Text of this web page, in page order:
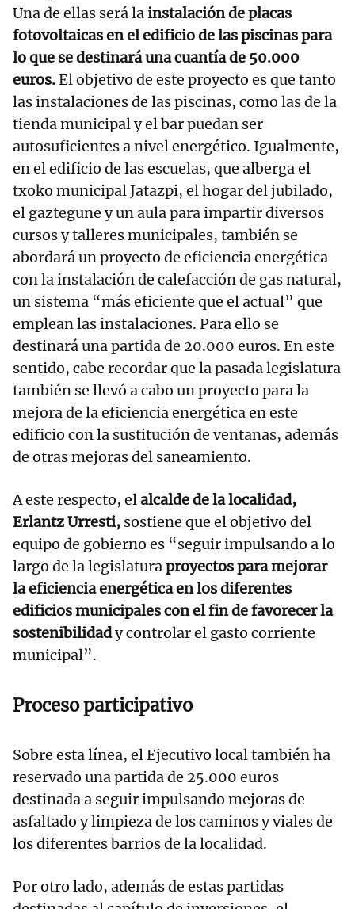
Una de ellas será lainstalación de placas
fotovoltaicas en el edificio de las piscinas para
lo que se destinará una cuantía de 50.000
euros.El objetivo de este proyecto es que tanto
las instalaciones de las piscinas, como las de la
tienda municipal y el bar puedan ser
autosuficientes a nivel energético. Igualmente,
en el edificio de las escuelas, que alberga el
txoko municipal Jatazpi, el hogar del jubilado,
el gaztegune y un aula para impartir diversos
cursos y talleres municipales, también se
abordará un proyecto de eficiencia energética
con la instalación de calefacción de gas natural,
un sistema “más eficiente que el actual” que
emplean las instalaciones. Para ello se
destinará una partida de 20.000 euros. En este
sentido, cabe recordar que la pasada legislatura
también se llevó a cabo un proyecto para la
mejora de la eficiencia energética en este
edificio con la sustitución de ventanas, además
de otras mejoras del saneamiento.
A este respecto, elalcalde de la localidad,
Erlantz Urresti, sostiene que el objetivo del
equipo de gobierno es “seguir impulsando a lo
largo de la legislaturaproyectos para mejorar
la eficiencia energética en los diferentes
edificios municipales con el fin de favorecer la
sostenibilidady controlar el gasto corriente
municipal”.
Proceso participativo
Sobre esta línea, el Ejecutivo local también ha
reservado una partida de 25.000 euros
destinada a seguir impulsando mejoras de
asfaltado y limpieza de los caminos y viales de
los diferentes barrios de la localidad.
Por otro lado, además de estas partidas